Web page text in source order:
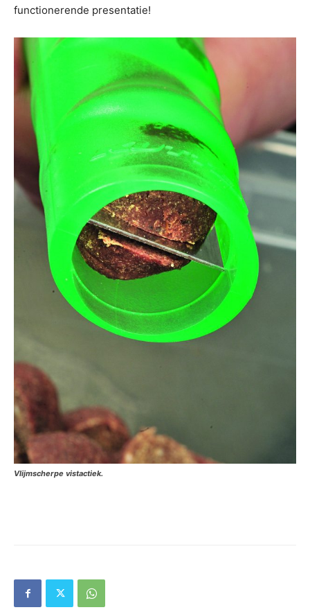
functionerende presentatie!
Vlijmscherpe vistactiek.